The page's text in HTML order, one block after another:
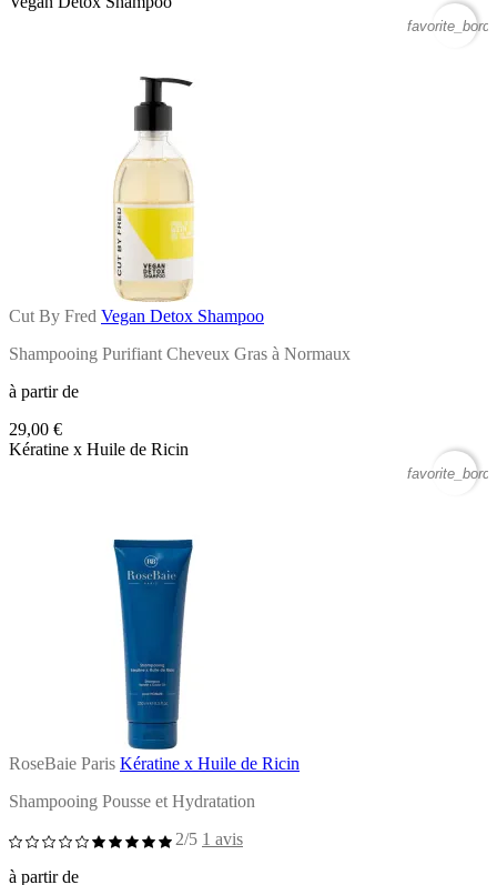
Cut By Fred Vegan Detox Shampoo
Shampooing Purifiant Cheveux Gras à Normaux
à partir de
29,00 €
Kératine x Huile de Ricin
RoseBaie Paris Kératine x Huile de Ricin
Shampooing Pousse et Hydratation
2/5 1 avis
à partir de